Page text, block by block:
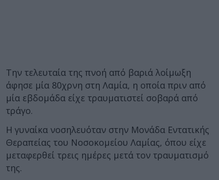
Την τελευταία της πνοή από βαριά λοίμωξη
άφησε μία 80χρνη στη Λαμία, η οποία πριν από
μία εβδομάδα είχε τραυματιστεί σοβαρά από
τράγο.
Η γυναίκα νοσηλευόταν στην Μονάδα Εντατικής
Θεραπείας του Νοσοκομείου Λαμίας, όπου είχε
μεταφερθεί τρεις ημέρες μετά τον τραυματισμό
της.